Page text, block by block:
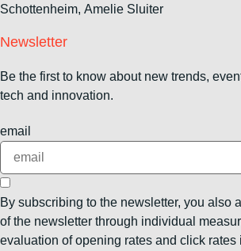
Schottenheim, Amelie Sluiter
Newsletter
Be the first to know about new trends,
tech and innovation.
email
By subscribing to the newsletter, you also
of the newsletter through individual
evaluation of opening rates and click